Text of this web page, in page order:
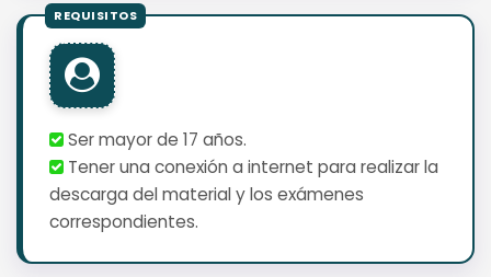
Ser mayor de 17 años.
Tener una conexión a internet para realizar la
descarga del material y los exámenes
correspondientes.